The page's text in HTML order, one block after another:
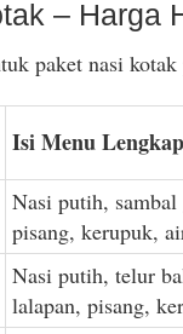
– Harga
paket nasi kotak
Isi Menu Lengkap
Nasi putih,
pisang, kerupuk,
Nasi putih, telur
lalapan, pisang,